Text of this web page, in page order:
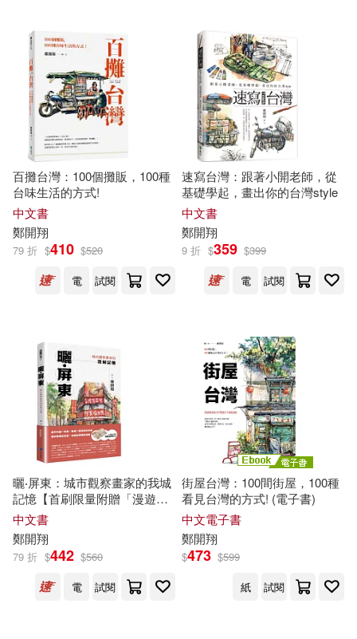
鄭郁霖（Jason Cheng）(4)
鄭匡宇(3) 鄭廳宜(3)
鄭彭年(3) 鄭維中(3)
鄭阿奇（主編）(3)
三成美保(2) 凪木 エコ (2)
南浩英(2)
堀田秀吾(2)
宮田雄吾(2) 小濱正子(2)
李卉棋(2) 林姵妡(2)
出版社 (可複選)
遠流(26) 電子工業出版社(15)
清華大學出版社(14) 三采(8)
人民郵電出版社(7) 博碩(6)
福建少年兒童出版社(6)
馬可孛羅(6) 光啟文化(4)
東方出版社(4)
桃園市政府水務局(4)
機械工業出版社(4)
黑體文化(4)
上海交通大學出版社(3)
人民交通出版社(3)
配送方式 (可複選)
可海外宅配(281)
可港澳店取(278)
可新加坡店取(276)
可菲律賓店取(278)
百攤台灣：100個攤販，100種
台味生活的方式!
中文書
鄭開翔
79 折 $410 $520
電
試閱
速寫台灣：跟著小開老師，從
基礎學起，畫出你的台灣style
中文書
鄭開翔
9 折 $359 $399
電
試閱
曬‧屏東：城市觀察畫家的我城
記憶【首刷限量附贈「漫遊繪
屏東」地圖】
中文書
鄭開翔
79 折 $442 $560
電
試閱
街屋台灣：100間街屋，100種
看見台灣的方式! (電子書)
中文電子書
鄭開翔
$473 $599
紙
試閱